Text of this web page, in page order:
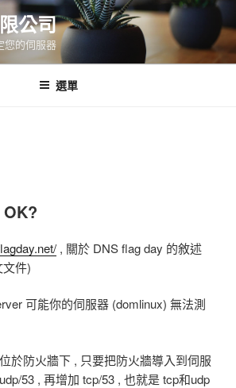
公司
您的伺服器
選單
, 關於 DNS flag day 的敘述
件)
可能你的伺服器 (domlinux) 無法測
於防火牆下 , 只要把防火牆導入到伺服
53 , 再增加 tcp/53 , 也就是 tcp和udp